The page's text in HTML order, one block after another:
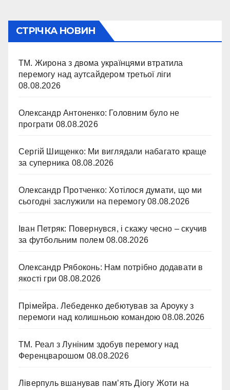
СТРІЧКА НОВИН
ТМ. Жирона з двома українцями втратила
перемогу над аутсайдером третьої ліги
08.08.2026
Олександр Антоненко: Головним було не
програти 08.08.2026
Сергій Шищенко: Ми виглядали набагато краще
за суперника 08.08.2026
Олександр Протченко: Хотілося думати, що ми
сьогодні заслужили на перемогу 08.08.2026
Іван Петряк: Повернувся, і скажу чесно – скучив
за футбольним полем 08.08.2026
Олександр Рябоконь: Нам потрібно додавати в
якості гри 08.08.2026
Прімейра. Лебеденко дебютував за Ароуку з
перемоги над колишньою командою 08.08.2026
ТМ. Реал з Луніним здобув перемогу над
Ференцварошом 08.08.2026
Ліверпуль вшанував пам’ять Діогу Жоти на